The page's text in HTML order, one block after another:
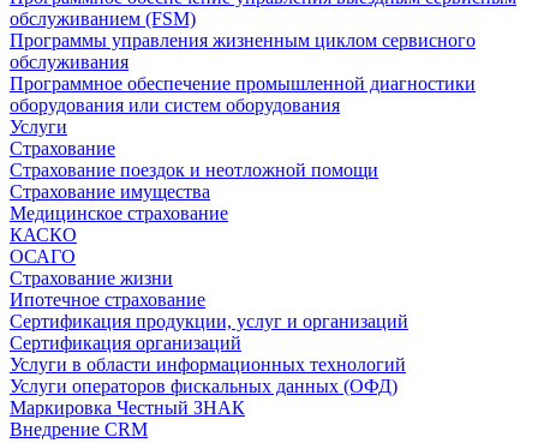
обслуживанием (FSM)
Программы управления жизненным циклом сервисного
обслуживания
Программное обеспечение промышленной диагностики
оборудования или систем оборудования
Услуги
Страхование
Страхование поездок и неотложной помощи
Страхование имущества
Медицинское страхование
КАСКО
ОСАГО
Страхование жизни
Ипотечное страхование
Сертификация продукции, услуг и организаций
Сертификация организаций
Услуги в области информационных технологий
Услуги операторов фискальных данных (ОФД)
Маркировка Честный ЗНАК
Внедрение CRM